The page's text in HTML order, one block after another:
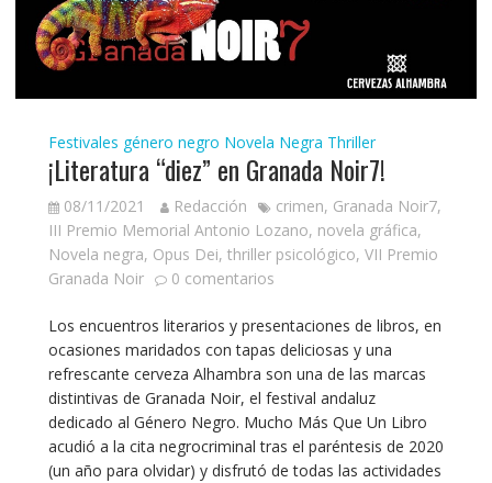
Festivales género negro Novela Negra Thriller
¡Literatura “diez” en Granada Noir7!
08/11/2021 Redacción crimen, Granada Noir7,
III Premio Memorial Antonio Lozano, novela gráfica,
Novela negra, Opus Dei, thriller psicológico, VII Premio
Granada Noir
0 comentarios
Los encuentros literarios y presentaciones de libros, en
ocasiones maridados con tapas deliciosas y una
refrescante cerveza Alhambra son una de las marcas
distintivas de Granada Noir, el festival andaluz
dedicado al Género Negro. Mucho Más Que Un Libro
acudió a la cita negrocriminal tras el paréntesis de 2020
(un año para olvidar) y disfrutó de todas las actividades